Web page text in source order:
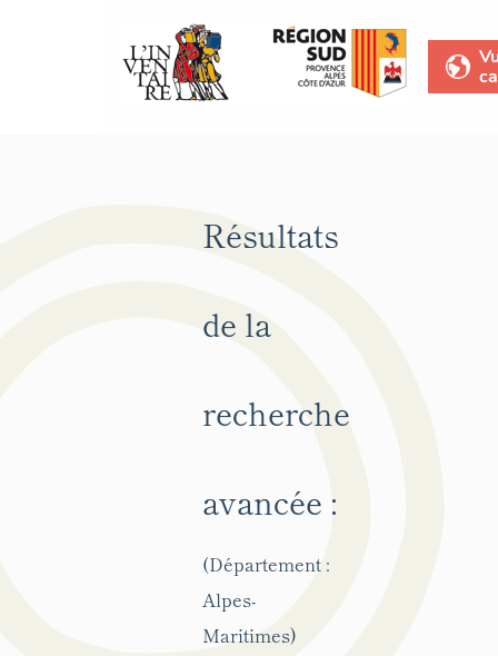
Résultats
de la
recherche
avancée :
(Département :
Alpes-
Maritimes)